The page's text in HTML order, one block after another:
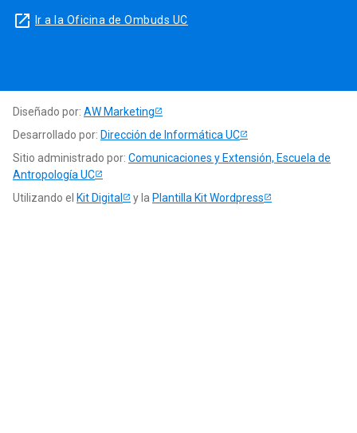
launch Ir a la Oficina de Ombuds UC
Diseñado por: AW Marketing
Desarrollado por: Dirección de Informática UC
Sitio administrado por: Comunicaciones y Extensión, Escuela de
Antropología UC
Utilizando el Kit Digital y la Plantilla Kit Wordpress